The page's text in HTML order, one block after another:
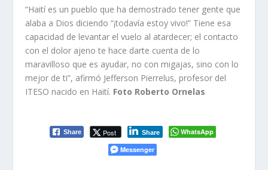
“Haití es un pueblo que ha demostrado tener gente que
alaba a Dios diciendo “¡todavía estoy vivo!” Tiene esa
capacidad de levantar el vuelo al atardecer; el contacto
con el dolor ajeno te hace darte cuenta de lo
maravilloso que es ayudar, no con migajas, sino con lo
mejor de ti”, afirmó Jefferson Pierrelus, profesor del
ITESO nacido en Haití. Foto Roberto Ornelas
Share Post Share
WhatsApp
Messenger